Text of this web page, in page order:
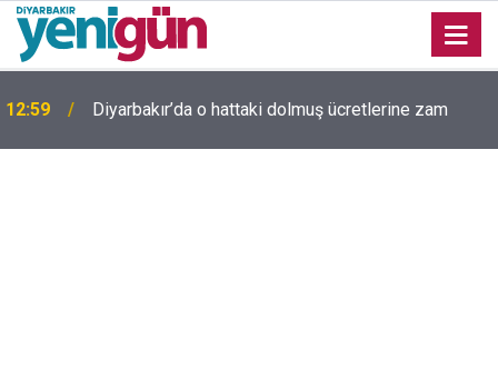
11:58
yeniden gündemde